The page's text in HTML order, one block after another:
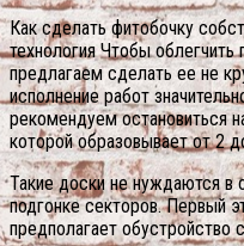
Как сделать фитобочку
технология Чтобы облегчить
предлагаем сделать ее не
исполнение работ
рекомендуем остановиться
которой образовывает от 2
Такие доски не нуждаются в
подгонке секторов. Первый
предполагает обустройство